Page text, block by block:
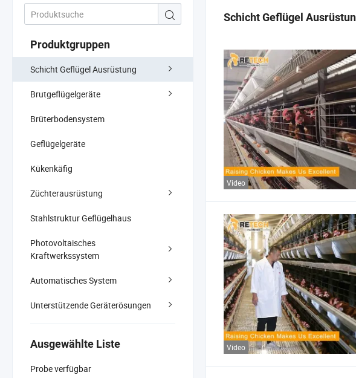
Produktgruppen
Schicht Geflügel Ausrüstung
Brutgeflügelgeräte
Brüterbodensystem
Geflügelgeräte
Kükenkäfig
Züchterausrüstung
Stahlstruktur Geflügelhaus
Photovoltaisches
Kraftwerkssystem
Automatisches System
Unterstützende Geräterösungen
Ausgewählte Liste
Probe verfügbar
Schicht Geflügel
Video
Video